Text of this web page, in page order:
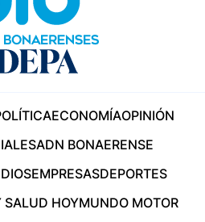
ECONOMÍAOPINIÓN
ADN BONAERENSE
EMPRESASDEPORTES
SALUD HOYMUNDO MOTOR